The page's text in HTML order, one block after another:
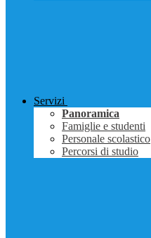
Servizi
Panoramica
Famiglie e studenti
Personale scolastico
Percorsi di studio